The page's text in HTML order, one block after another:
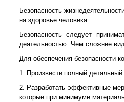
Безопасность
на здоровье человека.
Безопасность следует
деятельностью. Чем сложнее
Для обеспечения безопасности
1. Произвести полный
2. Разработать эффективные
которые при минимуме